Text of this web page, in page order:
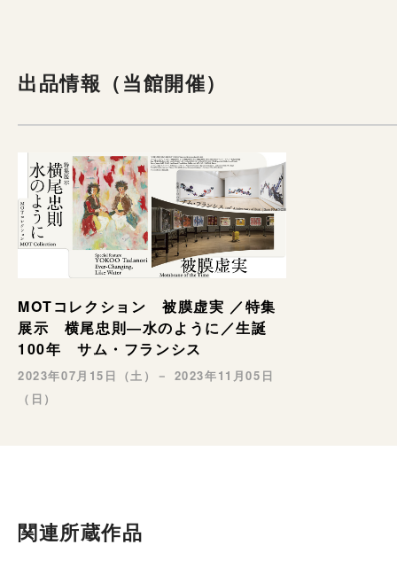
出品情報（当館開催）
MOTコレクション 被膜虚実 ／特集
展示 横尾忠則―水のように／生誕
100年 サム・フランシス
2023年07月15日（土）－ 2023年11月05日
（日）
関連所蔵作品